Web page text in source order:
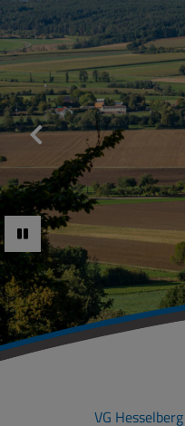
VG Hesselberg